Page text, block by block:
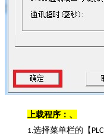
上载程序：、
1.选择菜单栏的【 PLC